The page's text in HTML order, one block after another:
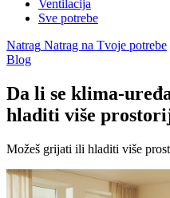
Ventilacija
Sve potrebe
Natrag Natrag na Tvoje potrebe
Blog
Da li se klima-
hladiti više
Možeš grijati ili hladiti više